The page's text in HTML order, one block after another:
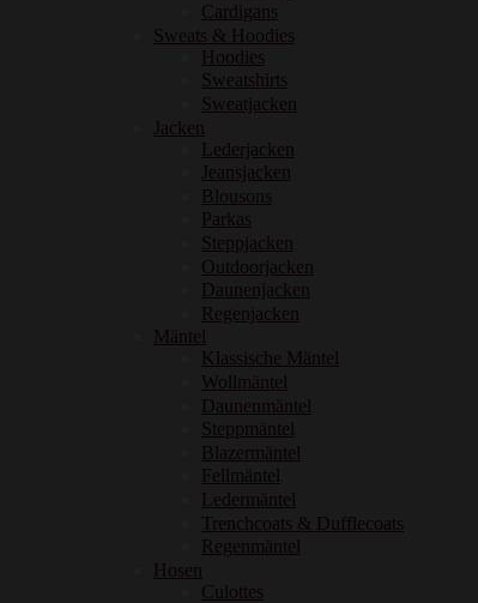
Cardigans
Sweats & Hoodies
Hoodies
Sweatshirts
Sweatjacken
Jacken
Lederjacken
Jeansjacken
Blousons
Parkas
Steppjacken
Outdoorjacken
Daunenjacken
Regenjacken
Mäntel
Klassische Mäntel
Wollmäntel
Daunenmäntel
Steppmäntel
Blazermäntel
Fellmäntel
Ledermäntel
Trenchcoats & Dufflecoats
Regenmäntel
Hosen
Culottes